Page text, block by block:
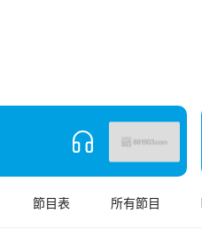
節目表 所有節目